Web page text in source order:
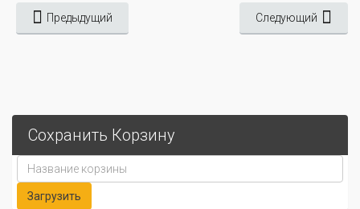
Предыдущий Следующий
Сохранить Корзину